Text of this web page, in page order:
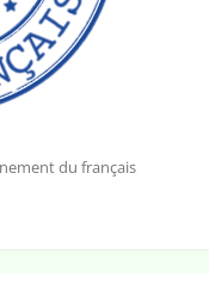
du français